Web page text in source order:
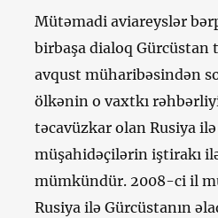
Mütəmadi aviareyslər
birbaşa dialoq
avqust müharibəsindən
ölkənin o vaxtkı
təcavüzkar olan Rusiya
müşahidəçilərin iştirakı
mümkündür. 2008-ci il
Rusiya ilə Gürcüstanın